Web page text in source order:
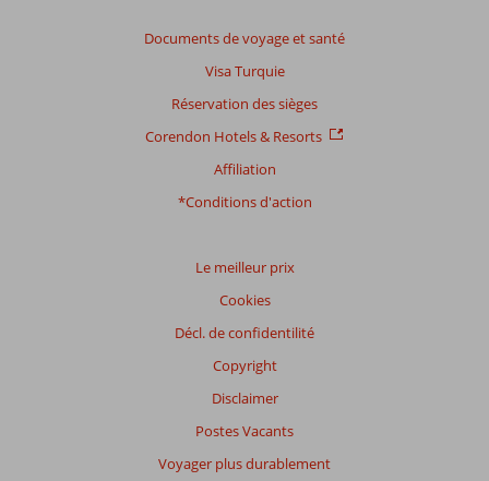
Documents de voyage et santé
Visa Turquie
Réservation des sièges
Corendon Hotels & Resorts
Affiliation
*Conditions d'action
Le meilleur prix
Cookies
Décl. de confidentilité
Copyright
Disclaimer
Postes Vacants
Voyager plus durablement